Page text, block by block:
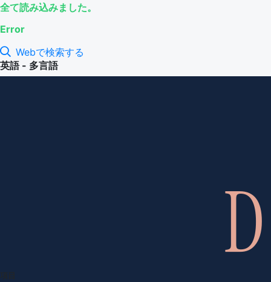
全て読み込みました。
Error
Webで検索する
英語 - 多言語